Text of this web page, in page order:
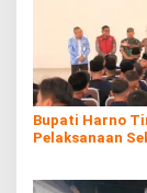
Bupati Harno
Pelaksanaan